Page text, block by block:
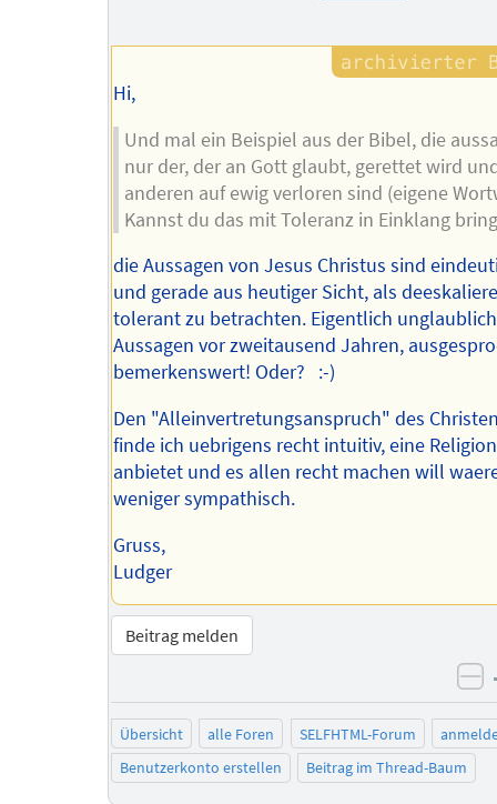
Hi,
Und mal ein Beispiel aus der Bibel, die
nur der, der an Gott glaubt, gerettet wird
anderen auf ewig verloren sind (eigene
Kannst du das mit Toleranz in Einklang
die Aussagen von Jesus Christus sind
und gerade aus heutiger Sicht, als
tolerant zu betrachten. Eigentlich
Aussagen vor zweitausend Jahren,
bemerkenswert! Oder? :-)
Den "Alleinvertretungsanspruch" des
finde ich uebrigens recht intuitiv, eine
anbietet und es allen recht machen will
weniger sympathisch.
Gruss,
Ludger
Beitrag melden
Übersicht alle Foren SELFHTML-Forum
Benutzerkonto erstellen
Beitrag im Thread-Baum